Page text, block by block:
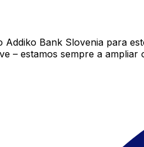
Addiko Bank Slovenia para
– estamos sempre a ampliar